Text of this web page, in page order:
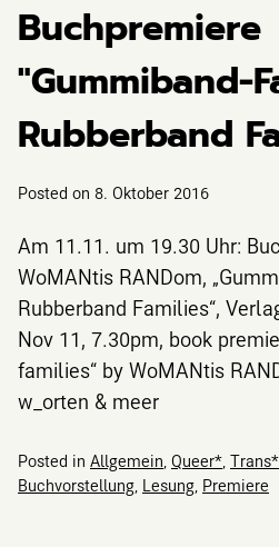
Buchpremiere
"Gummiband-
Rubberband
Posted on 8. Oktober 2016
Am 11.11. um 19.30 Uhr:
WoMANtis RANDom,
Rubberband Families“,
Nov 11, 7.30pm, book
families“ by WoMANtis
w_orten & meer
Posted in Allgemein Queer* Trans*
Buchvorstellung Lesung Premiere